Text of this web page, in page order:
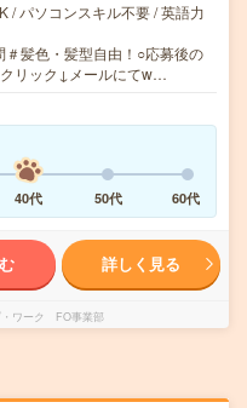
/ パソコンスキル不要 / 英語力
＃髪色・髪型自由！○応募後の
リック↓メールにてw…
40代 50代 60代
詳しく見る
・ワーク FO事業部